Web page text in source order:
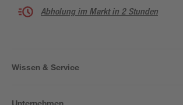
Abholung im Markt in 2 Stunden
Wissen & Service
Unternehmen